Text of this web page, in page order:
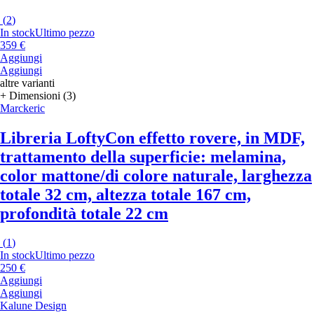
(2)
In stockUltimo pezzo
359 €
Aggiungi
Aggiungi
altre varianti
+ Dimensioni (3)
Marckeric
Libreria LoftyCon effetto rovere, in MDF,
trattamento della superficie: melamina,
color mattone/di colore naturale, larghezza
totale 32 cm, altezza totale 167 cm,
profondità totale 22 cm
(1)
In stockUltimo pezzo
250 €
Aggiungi
Aggiungi
Kalune Design